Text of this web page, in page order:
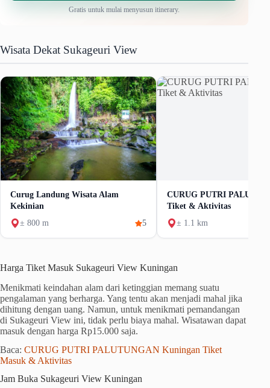
Gratis untuk mulai menyusun itinerary.
Wisata Dekat Sukageuri View
Curug Landung Wisata Alam
Kekinian
± 800 m
5
CURUG PUTRI
Tiket & Aktivitas
± 1.1 km
Harga Tiket Masuk Sukageuri View Kuningan
Menikmati keindahan alam dari ketinggian memang suatu
pengalaman yang berharga. Yang tentu akan menjadi mahal jika
dihitung dengan uang. Namun, untuk menikmati pemandangan
di Sukageuri View ini, tidak perlu biaya mahal. Wisatawan dapat
masuk dengan harga Rp15.000 saja.
Baca: CURUG PUTRI PALUTUNGAN Kuningan Tiket
Masuk & Aktivitas
Jam Buka Sukageuri View Kuningan